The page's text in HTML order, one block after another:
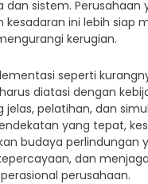
dan sistem. Perusahaan
ini lebih siap
kerugian.
seperti
diatasi dengan
pelatihan, dan
yang tepat,
budaya perlindungan
dan menjaga
perusahaan.